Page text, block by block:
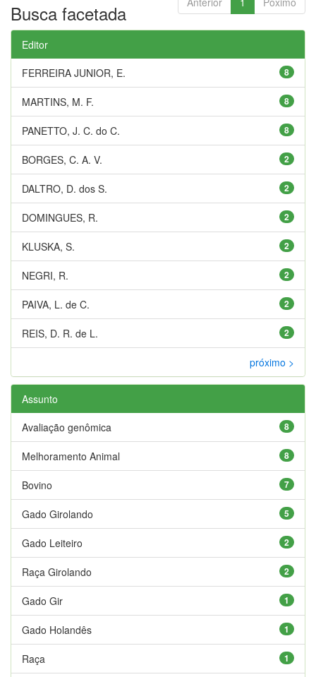
Busca facetada
Editor
8
FERREIRA JUNIOR, E.
8
MARTINS, M. F.
8
PANETTO, J. C. do C.
2
BORGES, C. A. V.
2
DALTRO, D. dos S.
2
DOMINGUES, R.
2
KLUSKA, S.
2
NEGRI, R.
2
PAIVA, L. de C.
2
REIS, D. R. de L.
próximo >
Assunto
8
Avaliação genômica
8
Melhoramento Animal
7
Bovino
5
Gado Girolando
2
Gado Leiteiro
2
Raça Girolando
1
Gado Gir
1
Gado Holandês
1
Raça